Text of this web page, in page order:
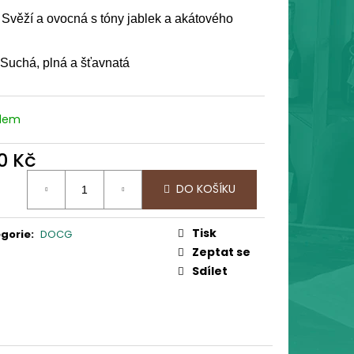
a ovocná s tóny jablek a akátového
plná a šťavnatá
Kč
DO KOŠÍKU
: DOCG
Tisk
Zeptat se
Sdílet
"PRŮŘEZ CHUTÍ"